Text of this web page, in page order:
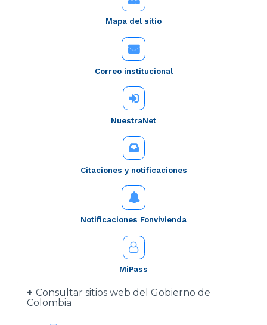
Mapa del sitio
Correo institucional
NuestraNet
Citaciones y notificaciones
Notificaciones Fonvivienda
MiPass
Consultar sitios web del Gobierno de
Colombia